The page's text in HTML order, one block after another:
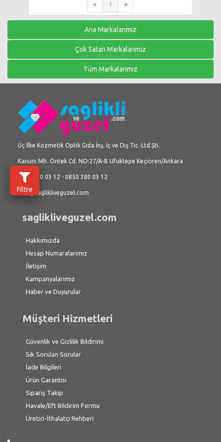
« 1 »
Filtre
Ana Markalarımız
Çok Satan Markalarımız
Tüm Markalarımız
Üç İlke Kozmetik Optik Gıda İnş. İç ve Dış Tic. Ltd.Şti.
Kanuni Mh. Öntek Cd. NO:27/A-B Ufuktepe Keçiören/Ankara
0312 380 03 12 - 0850 380 03 12
info@saglikliveguzel.com
saglikliveguzel.com
Hakkımızda
Hesap Numaralarımız
İletişim
Kampanyalarımız
Haber ve Duyurular
Müşteri Hizmetleri
Güvenlik ve Gizlilik Bildirimi
Sık Sorulan Sorular
İade Bilgileri
Ürün Garantisi
Sipariş Takip
Havale/Eft Bildirim Formu
Üretici-İthalatçi Rehberi